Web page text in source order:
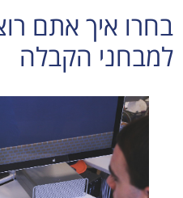
בחרו איך אתם
למבחני הקבלה​